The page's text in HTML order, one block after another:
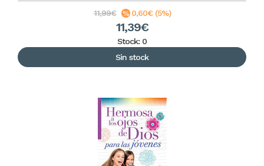
11,99€ 0,60€ (5%)
11,39€
Stock: 0
Sin stock